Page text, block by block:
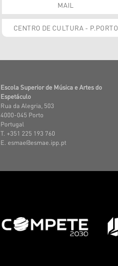
MAIL
CENTRO DE CULTURA - P.PORTO
Escola Superior de Música e Artes do
Espetáculo
Rua da Alegria, 503
4000-045 Porto
Portugal
T. +351 225 193 760
E. esmae@esmae.ipp.pt